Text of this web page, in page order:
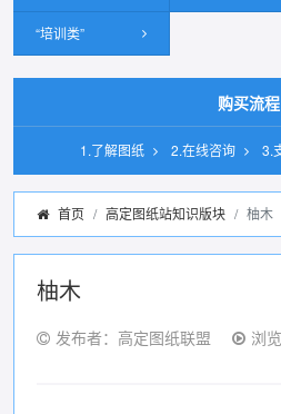
“培训类”
购买流程
1.了解图纸 2.在线咨询 3.
首页 高定图纸站知识版块 柚木
柚木
发布者：高定图纸联盟 浏